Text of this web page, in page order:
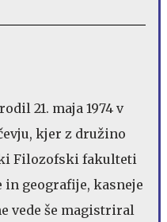
21. maja 1974 v
kjer z družino
Filozofski fakulteti
geografije, kasneje
vede še magistriral